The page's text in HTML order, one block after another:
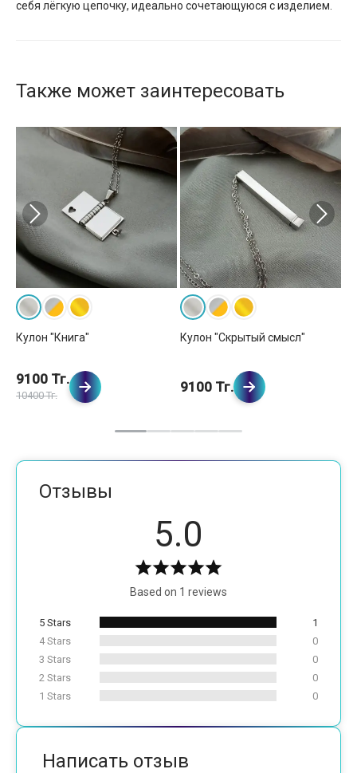
себя лёгкую цепочку, идеально сочетающуюся с изделием.
Также может заинтересовать
Кулон "Книга"
9100 Тг.
10400 Тг.
Кулон "Скрытый смысл"
9100 Тг.
Отзывы
5.0
Based on 1 reviews
5 Stars
1
4 Stars
0
3 Stars
0
2 Stars
0
1 Stars
0
Написать отзыв